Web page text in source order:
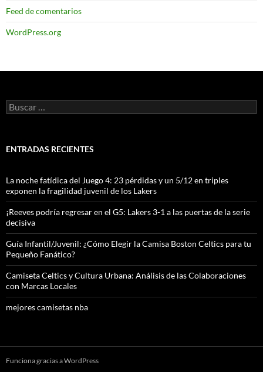
Feed de comentarios
WordPress.org
Buscar:
ENTRADAS RECIENTES
La noche fatídica del Juego 4: 23 pérdidas y un 5/12 en triples
exponen la fragilidad juvenil de los Lakers
¡Reeves podría regresar en el G5: Lakers 3-1 a las puertas de la serie
decisiva
Guía Infantil/Juvenil: ¿Cómo Elegir la Camisa Boston Celtics para tu
Pequeño Fanático?
Camiseta Celtics y Cultura Urbana: Análisis de las Colaboraciones
con Marcas Locales
mejores camisetas nba
Funciona gracias a WordPress